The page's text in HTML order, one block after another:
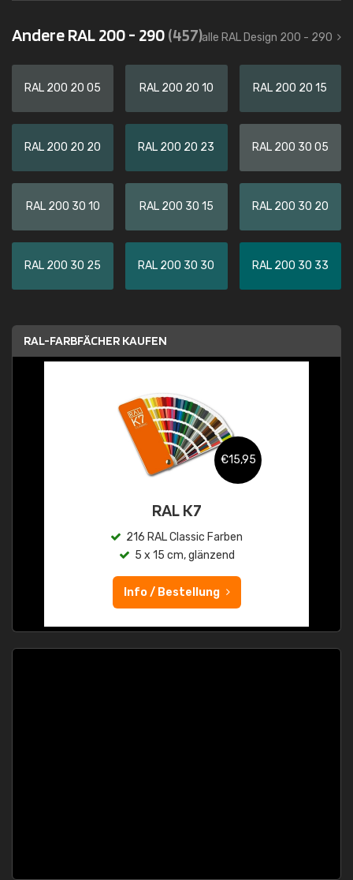
Andere RAL 200 - 290(457)alle RAL Design 200 - 290
RAL 200 20 05 RAL 200 20 10 RAL 200 20 15
RAL 200 20 20 RAL 200 20 23 RAL 200 30 05
RAL 200 30 10 RAL 200 30 15 RAL 200 30 20
RAL 200 30 25 RAL 200 30 30 RAL 200 30 33
RAL-FARBFÄCHER KAUFEN
€15,95
RAL K7
216 RAL Classic Farben
5 x 15 cm, glänzend
Info / Bestellung